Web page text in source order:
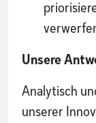
Unsere
Analytisch
unserer